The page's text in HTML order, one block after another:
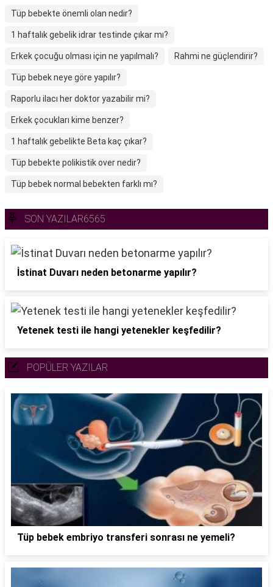
Tüp bebekte önemli olan nedir?
1 haftalık gebelik idrar testinde çıkar mı?
Erkek çocuğu olması için ne yapılmalı? Rahmi ne güçlendirir?
Tüp bebek neye göre yapılır?
Raporlu ilacı her doktor yazabilir mi?
Erkek çocukları kime benzer?
1 haftalık gebelikte Beta kaç çıkar?
Tüp bebekte polikistik over nedir?
Tüp bebek normal bebekten farklı mı?
SON YAZILAR6565
İstinat Duvarı neden betonarme yapılır?
Yetenek testi ile hangi yetenekler keşfedilir?
POPÜLER YAZILAR
Tüp bebek embriyo transferi sonrası ne yemeli?